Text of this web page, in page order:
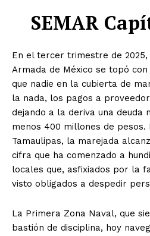
SEMAR
En el tercer trimestre de
Armada de México se topó
que nadie en la cubierta de
la nada, los pagos a
dejando a la deriva una deuda
menos 400 millones de pesos.
Tamaulipas, la marejada
cifra que ha comenzado a
locales que, asfixiados por la
visto obligados a despedir
La Primera Zona Naval, que
bastión de disciplina, hoy